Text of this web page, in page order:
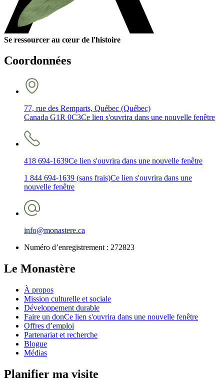
Se ressourcer au cœur de l'histoire
Coordonnées
77, rue des Remparts, Québec (Québec)
Canada G1R 0C3Ce lien s'ouvrira dans une nouvelle fenêtre
418 694-1639Ce lien s'ouvrira dans une nouvelle fenêtre
1 844 694-1639 (sans frais)Ce lien s'ouvrira dans une
nouvelle fenêtre
info@monastere.ca
Numéro d’enregistrement : 272823
Le Monastère
À propos
Mission culturelle et sociale
Développement durable
Faire un donCe lien s'ouvrira dans une nouvelle fenêtre
Offres d’emploi
Partenariat et recherche
Blogue
Médias
Planifier ma visite